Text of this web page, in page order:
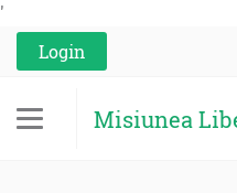
'
Login
Misiunea